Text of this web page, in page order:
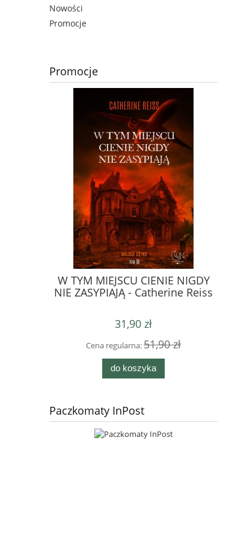
Nowości
Promocje
Promocje
W TYM MIEJSCU CIENIE NIGDY
NIE ZASYPIAJĄ - Catherine Reiss
31,90 zł
Cena regularna:51,90 zł
do koszyka
Paczkomaty InPost